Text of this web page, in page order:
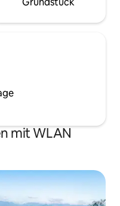
mit WLAN